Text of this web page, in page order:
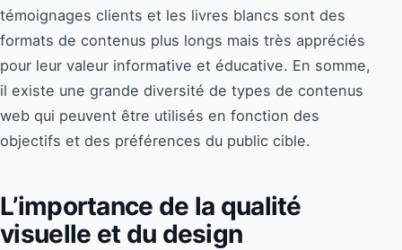
témoignages clients et les livres blancs sont des
formats de contenus plus longs mais très appréciés
pour leur valeur informative et éducative. En somme,
il existe une grande diversité de types de contenus
web qui peuvent être utilisés en fonction des
objectifs et des préférences du public cible.
L’importance de la qualité
visuelle et du design